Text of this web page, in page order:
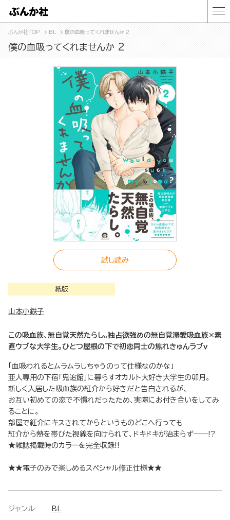
ぶんか社TOP BL 僕の血吸ってくれませんか 2
僕の血吸ってくれませんか 2
試し読み
紙版
山本小鉄子
この吸血族、無自覚天然たらし。独占欲強めの無自覚溺愛吸血族×素
直ウブな大学生。ひとつ屋根の下で初恋同士の焦れきゅんラブｖ
「血吸われるとムラムラしちゃうのって仕様なのかな」
亜人専用の下宿「鬼追館」に暮らすオカルト大好き大学生の卯月。
新しく入居した吸血族の紅介から好きだと告白されるが、
お互い初めての恋で不慣れだったため、実際にお付き合いをしてみ
ることに。
部屋で紅介にキスされてからというものどこへ行っても
紅介から熱を帯びた視線を向けられて、ドキドキが治まらず――!?
★雑誌掲載時のカラーを完全収録!!
★★電子のみで楽しめるスペシャル修正仕様★★
ジャンル BL